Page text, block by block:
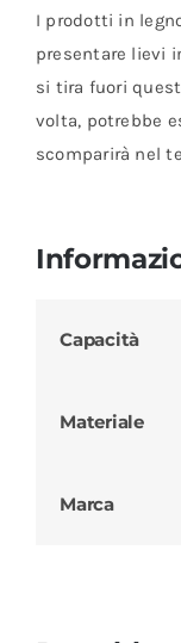
I prodotti in
presentare lievi
si tira fuori
volta, potrebbe
scomparirà nel
Capacità
Materiale
Marca